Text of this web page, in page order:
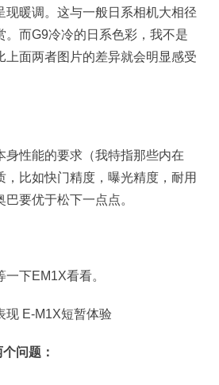
现暖调。这与一般日系相机大相径
。而G9冷冷的日系色彩，我不是
上面两者图片的差异就会明显感受
身性能的要求（我特指那些内在
，比如快门精度，曝光精度，耐用
要优于松下一点点。
下EM1X看看。
问题：